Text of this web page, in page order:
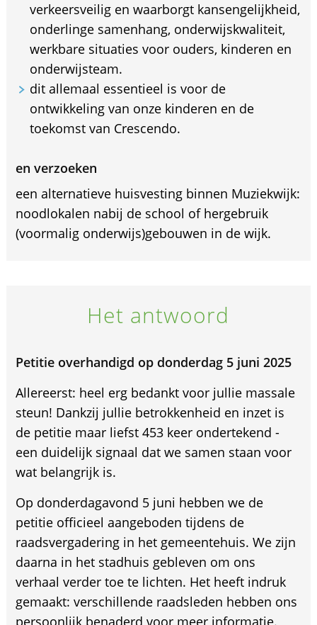
verkeersveilig en waarborgt kansengelijkheid,
onderlinge samenhang, onderwijskwaliteit,
werkbare situaties voor ouders, kinderen en
onderwijsteam.
dit allemaal essentieel is voor de
ontwikkeling van onze kinderen en de
toekomst van Crescendo.
en verzoeken
een alternatieve huisvesting binnen Muziekwijk:
noodlokalen nabij de school of hergebruik
(voormalig onderwijs)gebouwen in de wijk.
Het antwoord
Petitie overhandigd op donderdag 5 juni 2025
Allereerst: heel erg bedankt voor jullie massale
steun! Dankzij jullie betrokkenheid en inzet is
de petitie maar liefst 453 keer ondertekend -
een duidelijk signaal dat we samen staan voor
wat belangrijk is.
Op donderdagavond 5 juni hebben we de
petitie officieel aangeboden tijdens de
raadsvergadering in het gemeentehuis. We zijn
daarna in het stadhuis gebleven om ons
verhaal verder toe te lichten. Het heeft indruk
gemaakt: verschillende raadsleden hebben ons
persoonlijk benaderd voor meer informatie.